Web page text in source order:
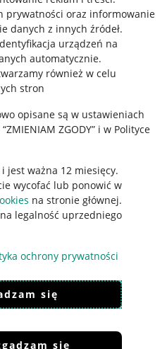
prywatności oraz informowanie
danych z innych źródeł.
urządzeń na
automatycznie.
również w celu
stron
opisane są w ustawieniach
ZGODY” i w Polityce
jest ważna 12 miesięcy.
wycofać lub ponowić w
na stronie głównej.
legalność uprzedniego
ochrony prywatności
się
się
Cyfrowych